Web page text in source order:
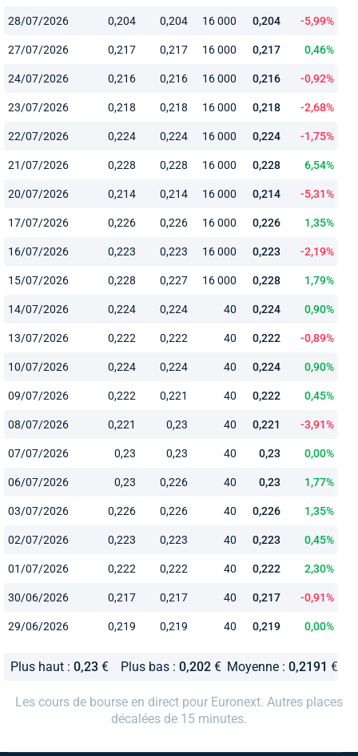
28/07/2026 0,204 0,204 16 000 0,204 -5,99%
27/07/2026 0,217 0,217 16 000 0,217 0,46%
24/07/2026 0,216 0,216 16 000 0,216 -0,92%
23/07/2026 0,218 0,218 16 000 0,218 -2,68%
22/07/2026 0,224 0,224 16 000 0,224 -1,75%
21/07/2026 0,228 0,228 16 000 0,228 6,54%
20/07/2026 0,214 0,214 16 000 0,214 -5,31%
17/07/2026 0,226 0,226 16 000 0,226 1,35%
16/07/2026 0,223 0,223 16 000 0,223 -2,19%
15/07/2026 0,228 0,227 16 000 0,228 1,79%
14/07/2026 0,224 0,224 40 0,224 0,90%
13/07/2026 0,222 0,222 40 0,222 -0,89%
10/07/2026 0,224 0,224 40 0,224 0,90%
09/07/2026 0,222 0,221 40 0,222 0,45%
08/07/2026 0,221 0,23 40 0,221 -3,91%
07/07/2026 0,23 0,23 40 0,23 0,00%
06/07/2026 0,23 0,226 40 0,23 1,77%
03/07/2026 0,226 0,226 40 0,226 1,35%
02/07/2026 0,223 0,223 40 0,223 0,45%
01/07/2026 0,222 0,222 40 0,222 2,30%
30/06/2026 0,217 0,217 40 0,217 -0,91%
29/06/2026 0,219 0,219 40 0,219 0,00%
Plus haut :0,23 € Plus bas : 0,202€ Moyenne : 0,2191 €
Les cours de bourse en direct pour Euronext. Autres places
décalées de 15 minutes.